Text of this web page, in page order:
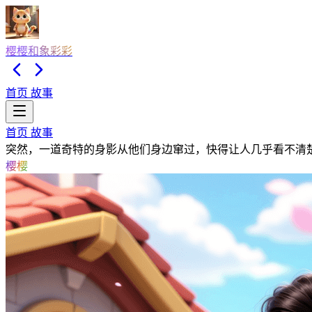
樱樱和象彩彩
首页 故事
首页 故事
突然，一道奇特的身影从他们身边窜过，快得让人几乎看不清
樱樱